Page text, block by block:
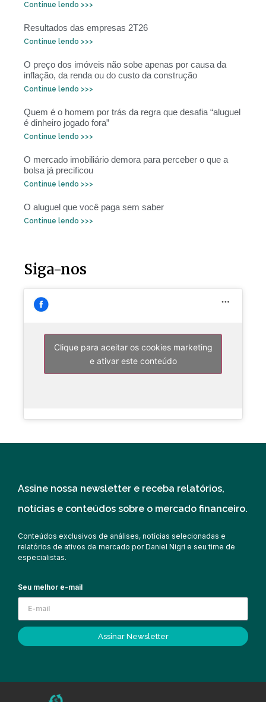
Continue lendo >>>
Resultados das empresas 2T26
Continue lendo >>>
O preço dos imóveis não sobe apenas por causa da
inflação, da renda ou do custo da construção
Continue lendo >>>
Quem é o homem por trás da regra que desafia “aluguel
é dinheiro jogado fora”
Continue lendo >>>
O mercado imobiliário demora para perceber o que a
bolsa já precificou
Continue lendo >>>
O aluguel que você paga sem saber
Continue lendo >>>
Siga-nos
Clique para aceitar os cookies marketing
e ativar este conteúdo
Assine nossa newsletter e receba relatórios,
notícias e conteúdos sobre o mercado financeiro.
Conteúdos exclusivos de análises, notícias selecionadas e
relatórios de ativos de mercado por Daniel Nigri e seu time de
especialistas.
Seu melhor e-mail
Assinar Newsletter